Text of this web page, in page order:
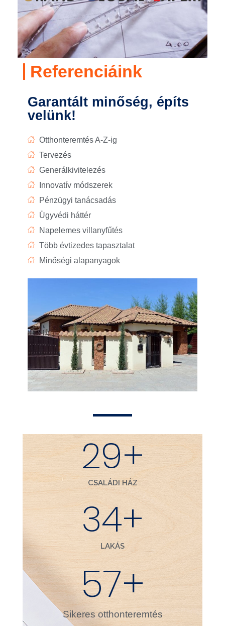
Referenciáink
Garantált minőség, építs
velünk!
Otthonteremtés A-Z-ig
Tervezés
Generálkivitelezés
Innovatív módszerek
Pénzügyi tanácsadás
Ügyvédi háttér
Napelemes villanyfűtés
Több évtizedes tapasztalat
Minőségi alapanyagok
35+
CSALÁDI HÁZ
40+
LAKÁS
67+
Sikeres otthonteremtés